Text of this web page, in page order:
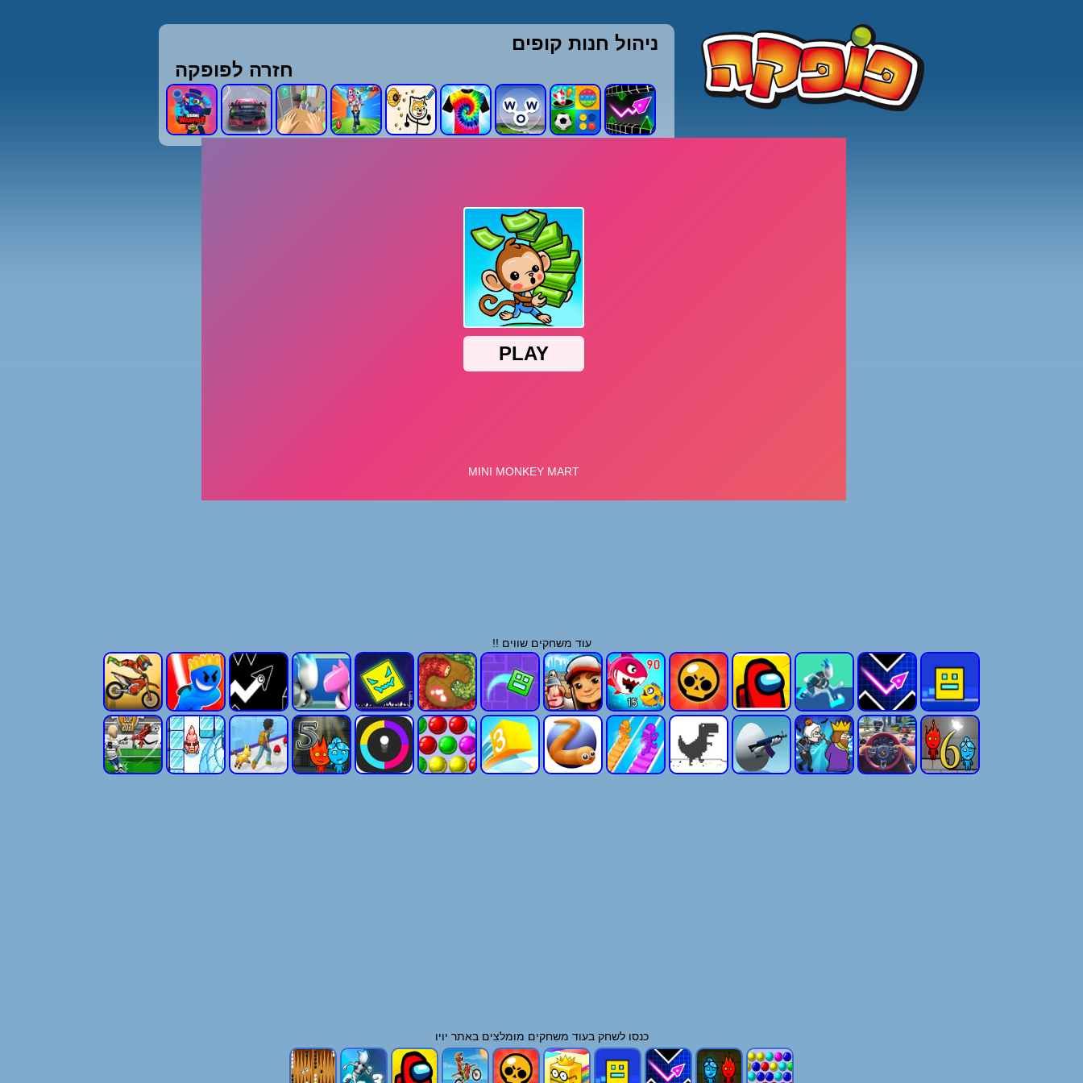
ניהול חנות קופים
חזרה לפופקה
עוד משחקים שווים !!
כנסו לשחק בעוד משחקים מומלצים באתר יויו